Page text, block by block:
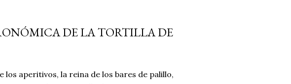
DE LA TORTILLA DE
los aperitivos, la reina de los bares de palillo,